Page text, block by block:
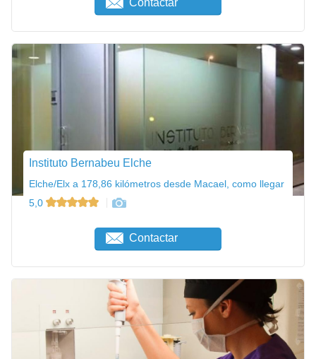
Contactar
Instituto Bernabeu Elche
Elche/Elx a 178,86 kilómetros desde Macael, como llegar
5,0
Contactar